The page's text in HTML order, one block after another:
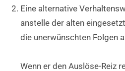
Eine alternative
anstelle der alten
die unerwünschten Folgen
Wenn er den Auslöse-Reiz